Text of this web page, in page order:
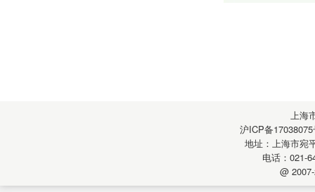
上海
沪ICP备
地址：上海市宛
电话：021-
@